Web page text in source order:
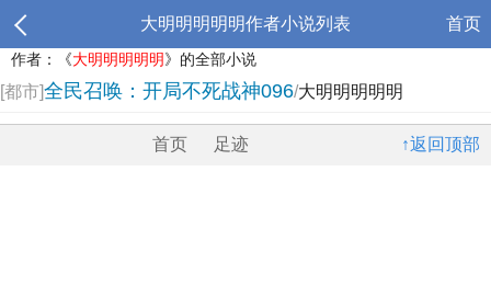
大明明明明明作者小说列表 首页
作者：《大明明明明明》的全部小说
[都市]全民召唤：开局不死战神096/大明明明明明
↑返回顶部
首页 足迹